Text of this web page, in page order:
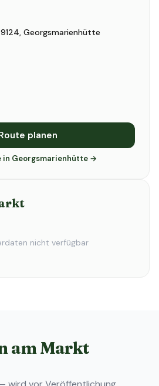
Georgsmarienhütte
planen
in Georgsmarienhütte →
nicht verfügbar
am Markt